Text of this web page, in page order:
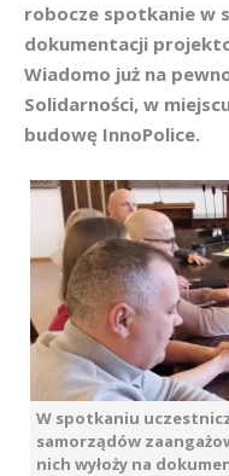
robocze spotkanie w
dokumentacji
Wiadomo już na
Solidarności, w
budowę InnoPolice.
W spotkaniu
samorządów
nich wyłoży na